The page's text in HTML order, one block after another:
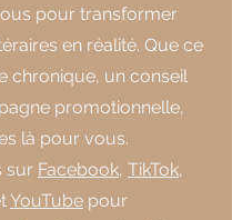
pour transformer
en réalité. Que ce
chronique, un conseil
promotionnelle,
là pour vous.
sur Facebook, TikTok,
YouTube pour